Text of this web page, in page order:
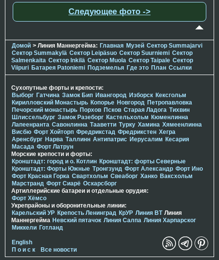
Следующее фото ->
Домой > Линия Маннергейма: Главная Музей Сектор Summajarvi
Сектор Summakylä Сектор Leipäsuo Сектор Suurniemi Сектор
Salmenkaita Сектор Inkilä Сектор Muola Сектор Taipale Сектор
Viipuri Батарея Patoniemi Подземелья Где это План Ссылки
Сухопутные форты и крепости:
Выборг Гатчина Замок Бип Ивангород Изборск Кексгольм
Кирилловский Монастырь Копорье Новгород Петропавловка
Печорcкий монастырь Порхов Псков Старая Ладога Тихвин
Шлиссельбург Замок Разеборг Кастельхольм Кюменлинна
Лапеенранта Савонлинна Тааветти Турку Хамина Хямеенлинна
Висбю Форт Хойторп Фредрикстад Фредрикстен Хегра
Аренсбург Нарва Таллинн Антипатрис Иерусалим Кесария
Масада Форт Латрун
Морские крепости и форты:
Кронштадт: город и о. Котлин Кронштадт: форты Северные
Кронштадт: Форты Южные Тронгзунд Форт Александр Форт Ино
Форт Красная Горка Свартхольм Свеаборг Ханко Ваксхольм
Марстранд Форт Сиарё Оскарсборг
Артиллерийские батареи и отдельные орудия:
Форт Хёмсо
Укрепрайоны и оборонительные линии:
Карельский УР Крепость Ленинград КрУР Линия ВТ Линия
Маннергейма Невский пятачок Линия Салпа Линия Харпарског
Миккели Готланд
English
П о и с к
Все новости